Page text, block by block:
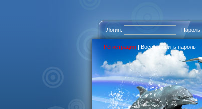
Логин: Пароль:
Регистрация | Восстановить пароль